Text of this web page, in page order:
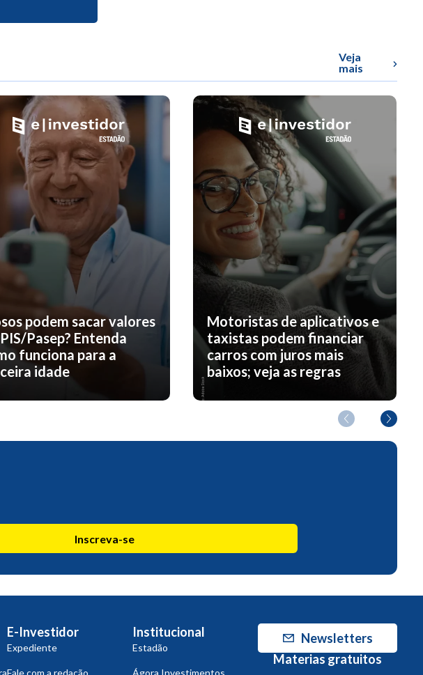
Veja
mais
podem sacar valores
Pasep? Entenda
funciona para a
idade
Motoristas de aplicativos e
taxistas podem financiar
carros com juros mais
baixos; veja as regras
Inscreva-se
E-Investidor
Expediente
Fale com a redação
Institucional
Estadão
Ágora Investimentos
Newsletters
Materias gratuitos